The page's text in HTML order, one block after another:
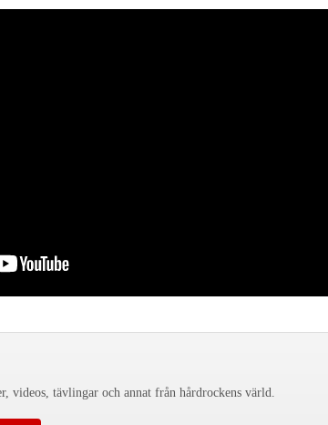
videos, tävlingar och annat från hårdrockens värld.